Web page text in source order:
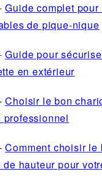
Guide complet pour
de pique-nique
Guide pour
en extérieur
Choisir le bon
professionnel
Comment choisir le
hauteur pour